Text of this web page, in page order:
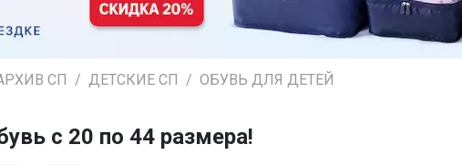
СП ДЕТСКИЕ СП ОБУВЬ ДЛЯ ДЕТЕЙ
с 20 по 44 размера!